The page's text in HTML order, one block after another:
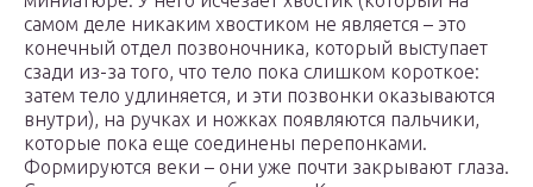
самом деле никаким хвостиком не является – это
конечный отдел позвоночника, который выступает
сзади из-за того, что тело пока слишком короткое:
затем тело удлиняется, и эти позвонки оказываются
внутри), на ручках и ножках появляются пальчики,
которые пока еще соединены перепонками.
Формируются веки – они уже почти закрывают глаза.